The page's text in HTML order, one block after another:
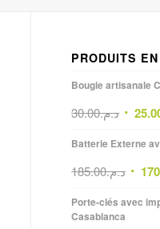
PRODUITS
Bougie artisanale
د.م.30.00
Batterie Externe
د.م.185.00
Porte-clés avec
Casablanca